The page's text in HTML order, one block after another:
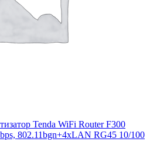
Tenda WiFi Router F300
802.11bgn+4xLAN RG45 10/100